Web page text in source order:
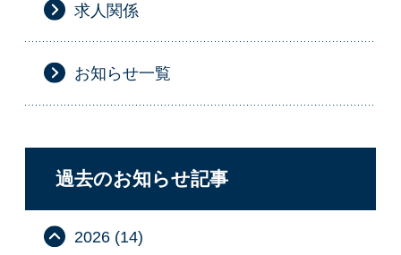
求人関係
お知らせ一覧
過去のお知らせ記事
2026 (14)